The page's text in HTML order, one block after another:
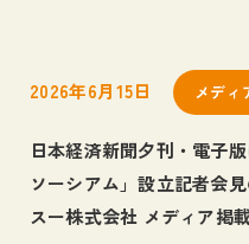
2026年6月15日 メディ
日本経済新聞夕刊・電子
ソーシアム」設立記者会
スー株式会社 メディア掲